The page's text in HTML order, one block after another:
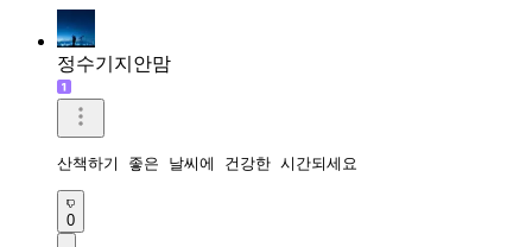
정수기지안맘
산책하기 좋은 날씨에 건강한 시간되세요
0